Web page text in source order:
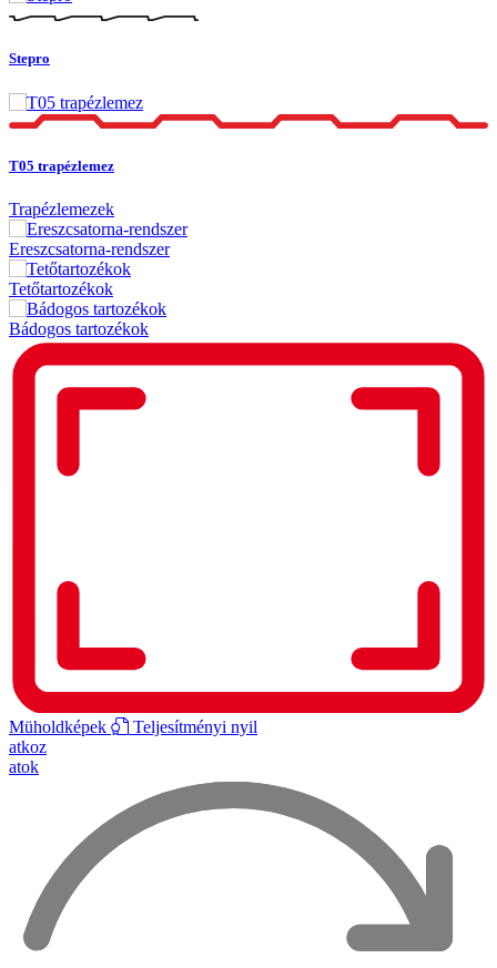
Stepro
T05 trapézlemez
Trapézlemezek
Ereszcsatorna-rendszer
Tetőtartozékok
Bádogos tartozékok
Müholdképek
Teljesítményi nyil
atkoz
atok